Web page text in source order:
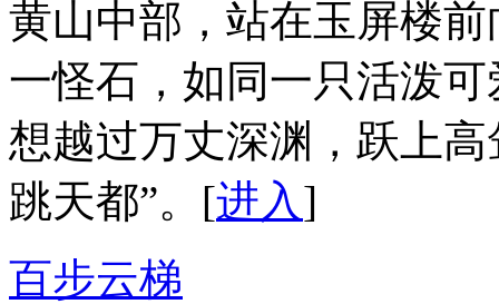
黄山中部，站在玉屏楼
一怪石，如同一只活泼
想越过万丈深渊，跃上
跳天都”。[进入]
百步云梯